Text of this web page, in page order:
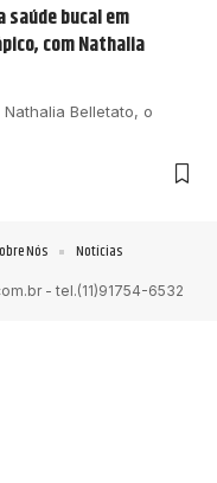
saúde bucal em
com Nathalia
Belletato, o
- tel.(11)91754-6532
Nós Notícias